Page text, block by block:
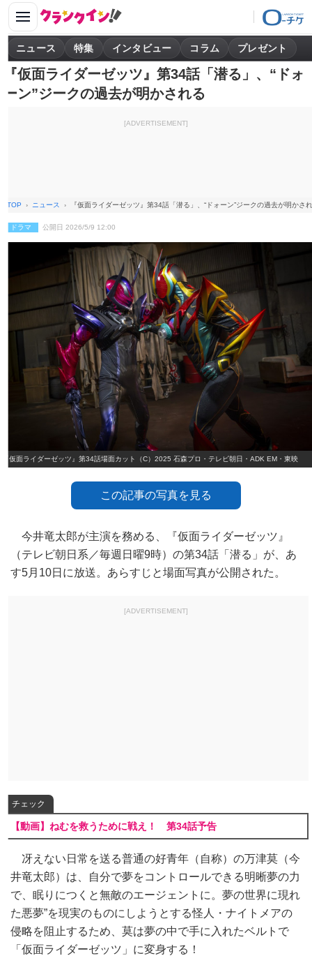
ニュース 特集 インタビュー コラム プレゼント
『仮面ライダーゼッツ』第34話「潜る」、“ドォ
ーン”ジークの過去が明かされる
[ADVERTISEMENT]
TOP ニュース 『仮面ライダーゼッツ』第34話「潜る」、“ドォーン”ジークの過去が明かさ
ドラマ 公開日 2026/5/9 12:00
『仮面ライダーゼッツ』第34話場面カット（C）2025 石森プロ・テレビ朝日・ADK EM・東映
この記事の写真を見る
今井竜太郎が主演を務める、『仮面ライダーゼッツ』
（テレビ朝日系／毎週日曜9時）の第34話「潜る」が、あ
す5月10日に放送。あらすじと場面写真が公開された。
[ADVERTISEMENT]
チェック
【動画】ねむを救うために戦え！ 第34話予告
冴えない日常を送る普通の好青年（自称）の万津莫（今
井竜太郎）は、自分で夢をコントロールできる明晰夢の力
で、眠りにつくと無敵のエージェントに。夢の世界に現れ
た悪夢”を現実のものにしようとする怪人・ナイトメアの
侵略を阻止するため、莫は夢の中で手に入れたベルトで
「仮面ライダーゼッツ」に変身する！